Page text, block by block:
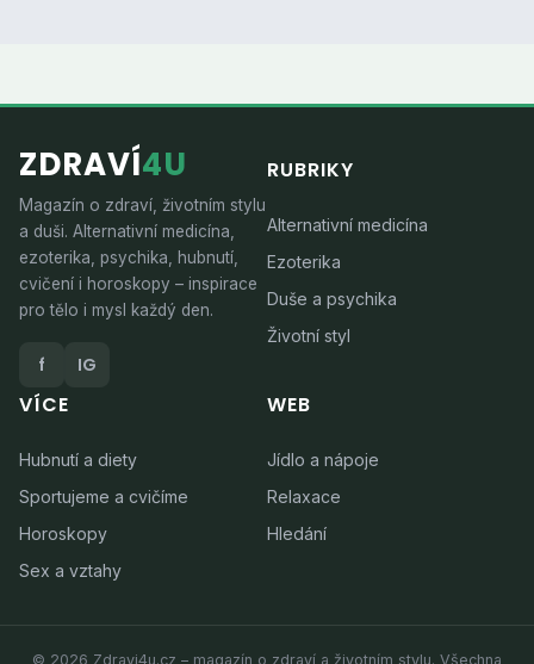
ZDRAVÍ4U
Magazín o zdraví, životním stylu
a duši. Alternativní medicína,
ezoterika, psychika, hubnutí,
cvičení i horoskopy – inspirace
pro tělo i mysl každý den.
f IG
RUBRIKY
Alternativní medicína
Ezoterika
Duše a psychika
Životní styl
VÍCE
Hubnutí a diety
Sportujeme a cvičíme
Horoskopy
Sex a vztahy
WEB
Jídlo a nápoje
Relaxace
Hledání
© 2026 Zdravi4u.cz – magazín o zdraví a životním stylu. Všechna